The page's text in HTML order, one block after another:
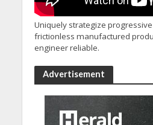
Uniquely strategize
frictionless manufactured
engineer reliable.
Advertisement